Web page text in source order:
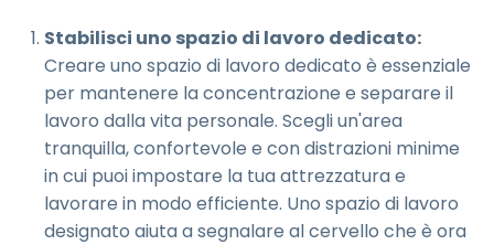
Stabilisci uno spazio di lavoro dedicato:
Creare uno spazio di lavoro dedicato è essenziale
per mantenere la concentrazione e separare il
lavoro dalla vita personale. Scegli un'area
tranquilla, confortevole e con distrazioni minime
in cui puoi impostare la tua attrezzatura e
lavorare in modo efficiente. Uno spazio di lavoro
designato aiuta a segnalare al cervello che è ora